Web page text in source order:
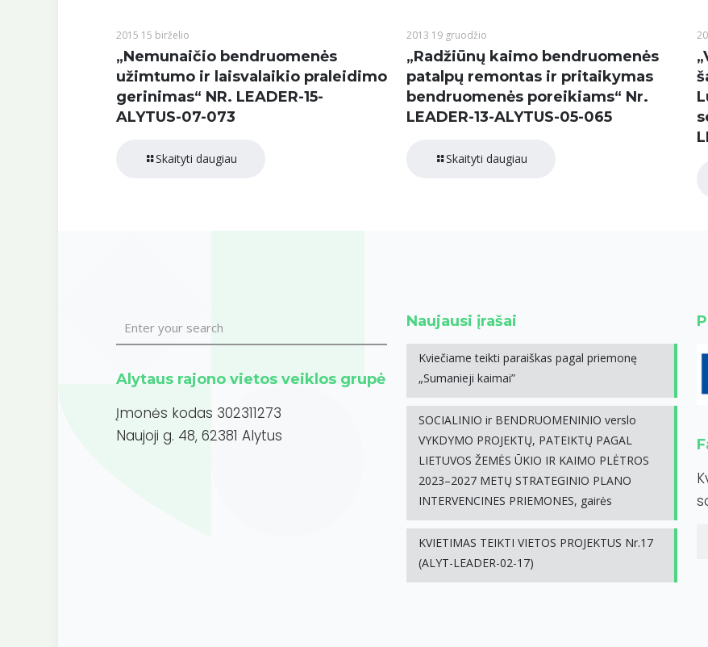
2015 15 birželio
„Nemunaičio bendruomenės
užimtumo ir laisvalaikio praleidimo
gerinimas“ NR. LEADER-15-
ALYTUS-07-073
Skaityti daugiau
2013 19 gruodžio
„Radžiūnų kaimo bendruomenės
patalpų remontas ir pritaikymas
bendruomenės poreikiams“ Nr.
LEADER-13-ALYTUS-05-065
Skaityti daugiau
Alytaus rajono vietos veiklos grupė
Įmonės kodas 302311273
Naujoji g. 48, 62381 Alytus
Naujausi įrašai
Kviečiame teikti paraiškas pagal priemonę
„Sumanieji kaimai”
SOCIALINIO ir BENDRUOMENINIO verslo
VYKDYMO PROJEKTŲ, PATEIKTŲ PAGAL
LIETUVOS ŽEMĖS ŪKIO IR KAIMO PLĖTROS
2023–2027 METŲ STRATEGINIO PLANO
INTERVENCINES PRIEMONES, gairės
KVIETIMAS TEIKTI VIETOS PROJEKTUS Nr.17
(ALYT-LEADER-02-17)